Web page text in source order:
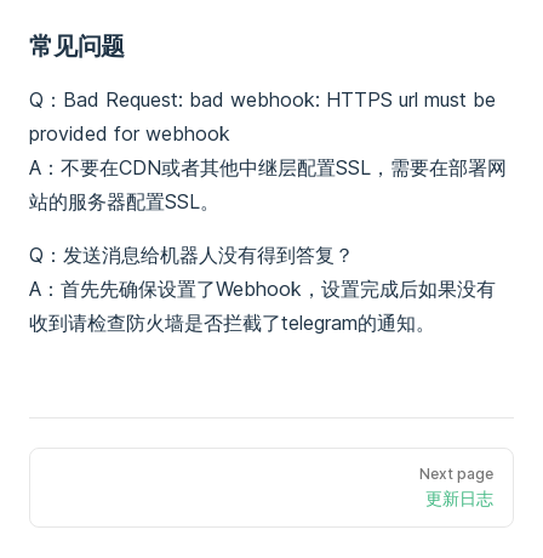
常见问题
Q：Bad Request: bad webhook: HTTPS url must be
provided for webhook
A：不要在CDN或者其他中继层配置SSL，需要在部署网
站的服务器配置SSL。
Q：发送消息给机器人没有得到答复？
A：首先先确保设置了Webhook，设置完成后如果没有
收到请检查防火墙是否拦截了telegram的通知。
Next page
更新日志